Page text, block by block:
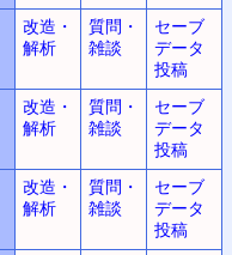
改造・
解析
質問・
雑談
セーブ
データ
投稿
改造・
解析
質問・
雑談
セーブ
データ
投稿
改造・
解析
質問・
雑談
セーブ
データ
投稿